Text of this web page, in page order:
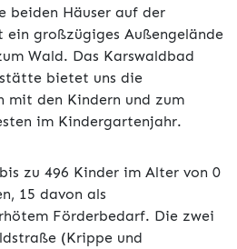
beiden Häuser auf der
großzügiges Außengelände
Wald. Das Karswaldbad
bietet uns die
mit den Kindern und zum
im Kindergartenjahr.
zu 496 Kinder im Alter von 0
15 davon als
Förderbedarf. Die zwei
(Krippe und